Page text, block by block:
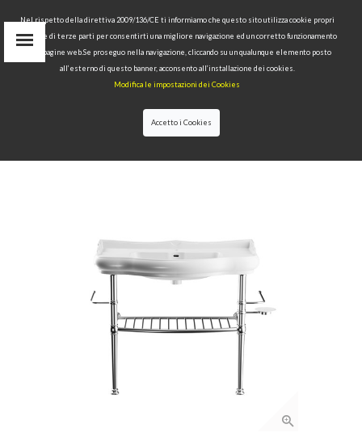
Area Riservata
COLLEZIONI >> RETRÒ
Nel rispetto della direttiva 2009/136/CE ti informiamo che questo sito utilizza cookie propri
tecnici e di terze parti per consentirti una migliore navigazione ed un corretto funzionamento
delle pagine web.Se proseguo nella navigazione, cliccando su un qualunque elemento posto
all’esterno di questo banner, acconsento all’installazione dei cookies.
Modifica le impostazioni dei Cookies
Accetto i Cookies